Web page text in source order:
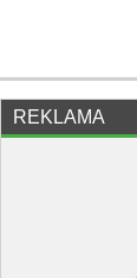
REKLAMA